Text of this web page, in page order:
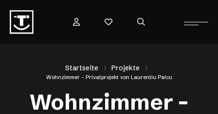
Startseite Projekte
Wohnzimmer – Privatprojekt von Laurentiu Paicu
Wohnzimmer –